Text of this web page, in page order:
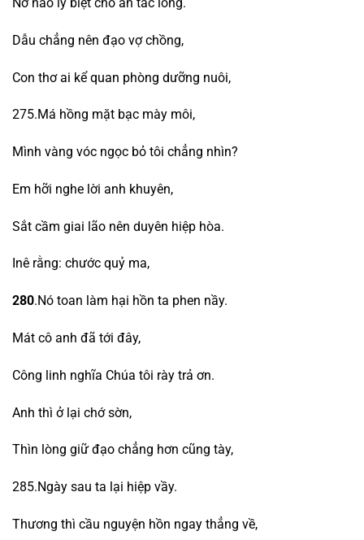
Dẫu chẳng nên đạo vợ chồng,
Con thơ ai kể quan phòng dưỡng nuôi,
275.Má hồng mặt bạc mày môi,
Mình vàng vóc ngọc bỏ tôi chẳng nhìn?
Em hỡi nghe lời anh khuyên,
Sắt cầm giai lão nên duyên hiệp hòa.
Inê rằng: chước quỷ ma,
280.Nó toan làm hại hồn ta phen nầy.
Mát cô anh đã tới đây,
Công linh nghĩa Chúa tôi rày trả ơn.
Anh thì ở lại chớ sờn,
Thìn lòng giữ đạo chẳng hơn cũng tày,
285.Ngày sau ta lại hiệp vầy.
Thương thì cầu nguyện hồn ngay thẳng về,